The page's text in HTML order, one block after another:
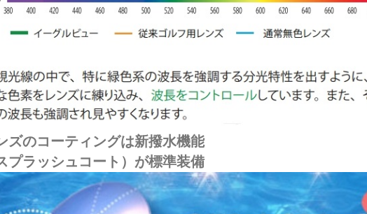
ズのコーティングは新撥水機能
プラッシュコート）が標準装備